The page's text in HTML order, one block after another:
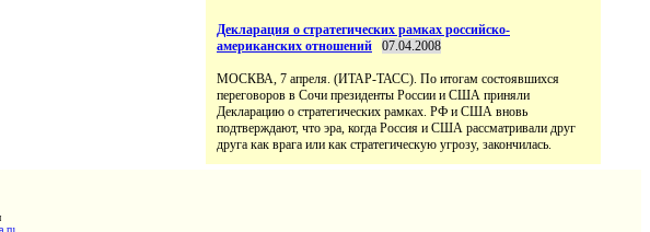
Декларация о стратегических рамках российско-
американских отношений
07.04.2008
МОСКВА, 7 апреля. (ИТАР-ТАСС). По итогам состоявшихся
переговоров в Сочи президенты России и США приняли
Декларацию о стратегических рамках. РФ и США вновь
подтверждают, что эра, когда Россия и США рассматривали друг
друга как врага или как стратегическую угрозу, закончилась.